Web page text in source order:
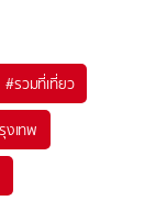
#รวมที่เที่ยว
งเทพ